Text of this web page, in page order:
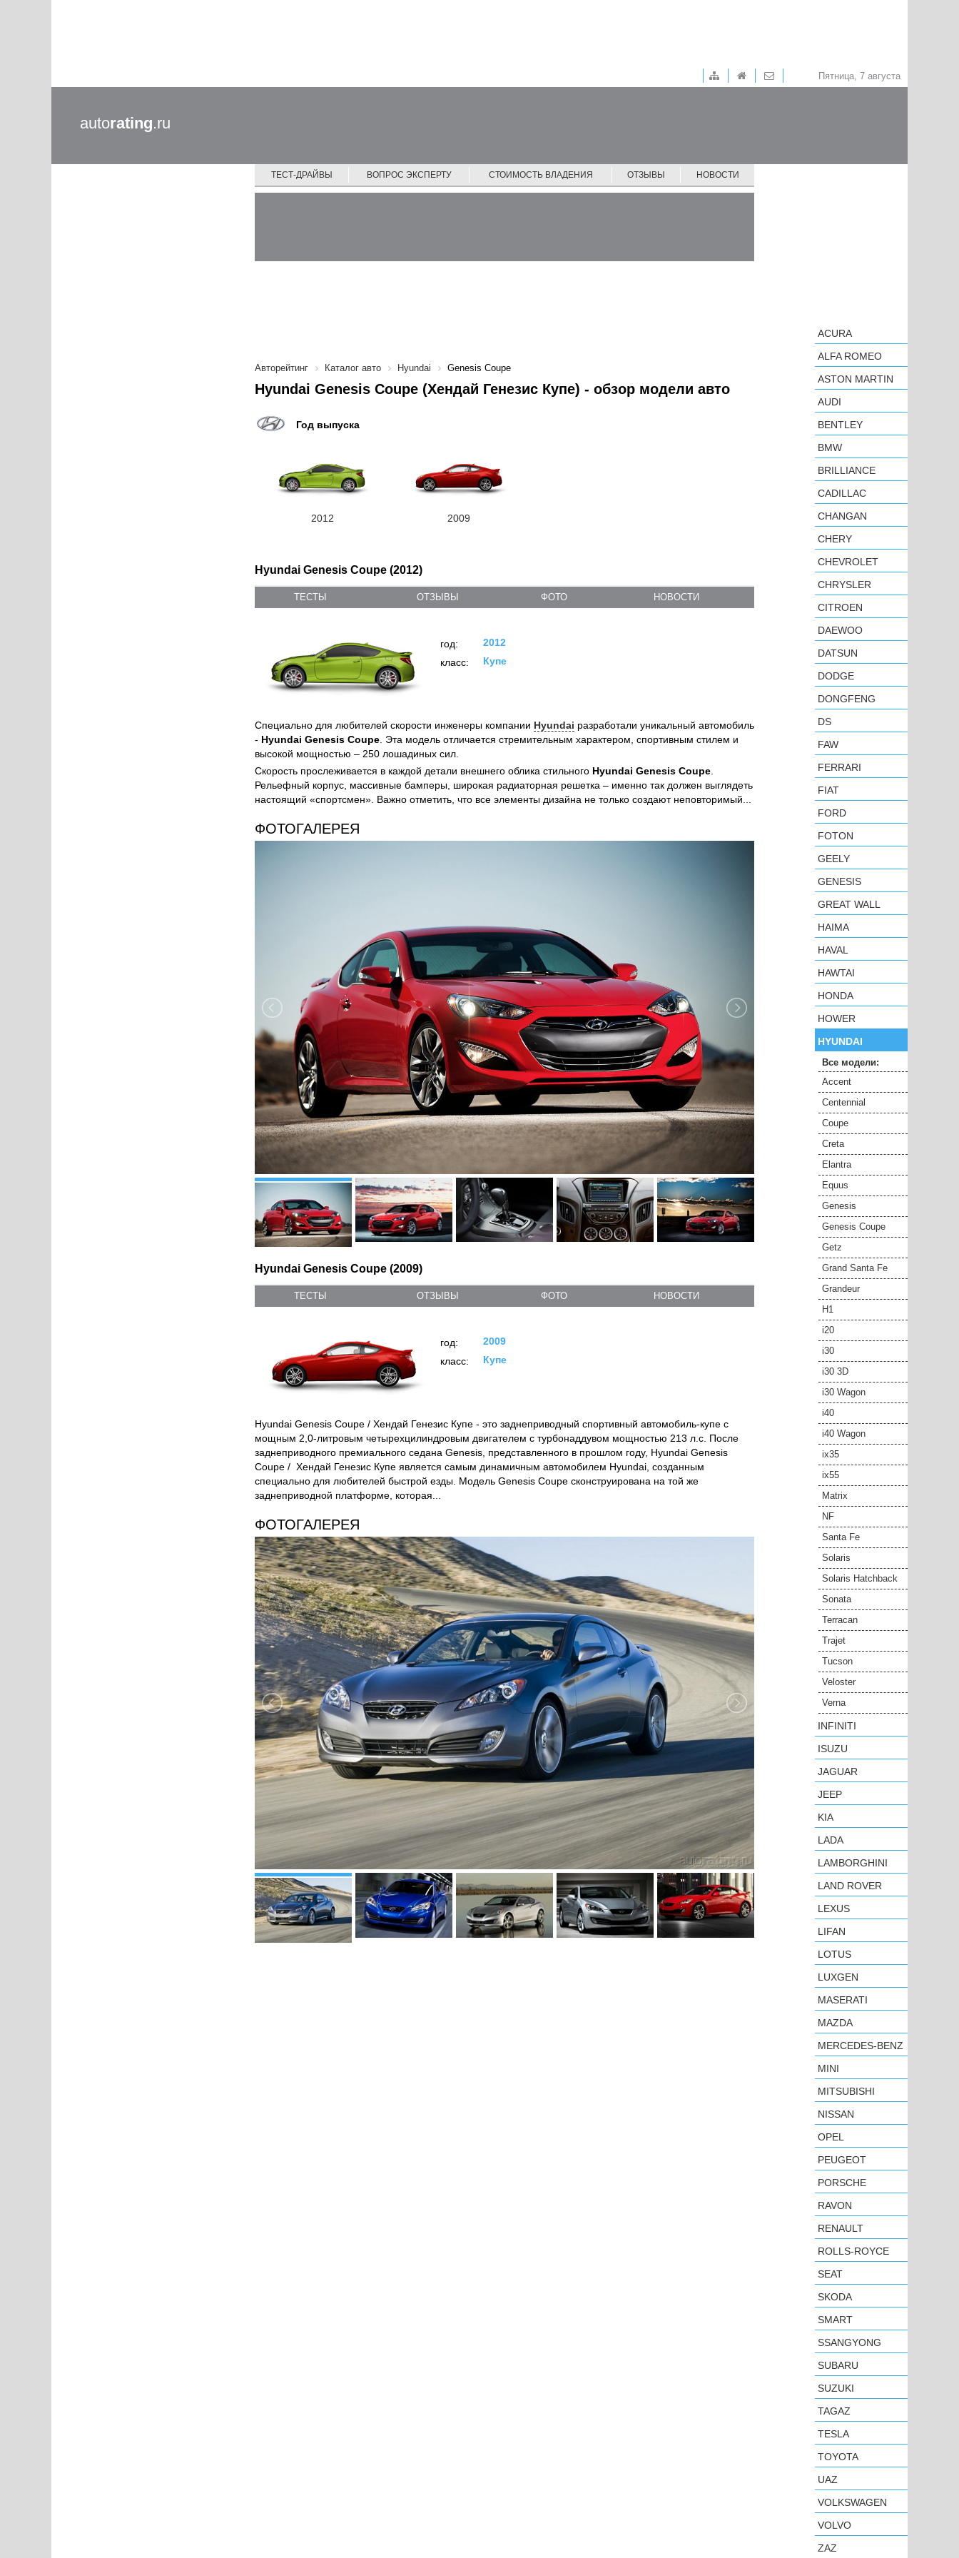
Пятница, 7 августа
autorating.ru
ТЕСТ-ДРАЙВЫ ВОПРОС ЭКСПЕРТУ СТОИМОСТЬ ВЛАДЕНИЯ ОТЗЫВЫ НОВОСТИ
Авторейтинг Каталог авто Hyundai Genesis Coupe
Hyundai Genesis Coupe (Хендай Генезис Купе) - обзор модели авто
Год выпуска
2012 2009
Hyundai Genesis Coupe (2012)
ТЕСТЫ ОТЗЫВЫ ФОТО НОВОСТИ
год:
2012
класс:
Купе
Специально для любителей скорости инженеры компании Hyundai разработали уникальный автомобиль
- Hyundai Genesis Coupe . Эта модель отличается стремительным характером, спортивным стилем и
высокой мощностью – 250 лошадиных сил.
Скорость прослеживается в каждой детали внешнего облика стильного Hyundai Genesis Coupe
Рельефный корпус, массивные бамперы, широкая радиаторная решетка – именно так должен выглядеть
настоящий «спортсмен». Важно отметить, что все элементы дизайна не только создают неповторимый...
ФОТОГАЛЕРЕЯ
Hyundai Genesis Coupe (2009)
ТЕСТЫ ОТЗЫВЫ ФОТО НОВОСТИ
год:
2009
класс:
Купе
Hyundai Genesis Coupe / Хендай Генезис Купе - это заднеприводный спортивный автомобиль-купе с
мощным 2,0-литровым четырехцилиндровым двигателем с турбонаддувом мощностью 213 л.с. После
заднеприводного премиального седана Genesis, представленного в прошлом году, Hyundai Genesis
Coupe / Хендай Генезис Купе является самым динамичным автомобилем Hyundai, созданным
специально для любителей быстрой езды. Модель Genesis Coupe сконструирована на той же
заднеприводной платформе, которая...
ФОТОГАЛЕРЕЯ
ACURA
ALFA ROMEO
ASTON MARTIN
AUDI
BENTLEY
BMW
BRILLIANCE
CADILLAC
CHANGAN
CHERY
CHEVROLET
CHRYSLER
CITROEN
DAEWOO
DATSUN
DODGE
DONGFENG
DS
FAW
FERRARI
FIAT
FORD
FOTON
GEELY
GENESIS
GREAT WALL
HAIMA
HAVAL
HAWTAI
HONDA
HOWER
HYUNDAI
Все модели:
Accent
Centennial
Coupe
Creta
Elantra
Equus
Genesis
Genesis Coupe
Getz
Grand Santa Fe
Grandeur
H1
i20
i30
i30 3D
i30 Wagon
i40
i40 Wagon
ix35
ix55
Matrix
NF
Santa Fe
Solaris
Solaris Hatchback
Sonata
Terracan
Trajet
Tucson
Veloster
Verna
INFINITI
ISUZU
JAGUAR
JEEP
KIA
LADA
LAMBORGHINI
LAND ROVER
LEXUS
LIFAN
LOTUS
LUXGEN
MASERATI
MAZDA
MERCEDES-BENZ
MINI
MITSUBISHI
NISSAN
OPEL
PEUGEOT
PORSCHE
RAVON
RENAULT
ROLLS-ROYCE
SEAT
SKODA
SMART
SSANGYONG
SUBARU
SUZUKI
TAGAZ
TESLA
TOYOTA
UAZ
VOLKSWAGEN
VOLVO
ZAZ